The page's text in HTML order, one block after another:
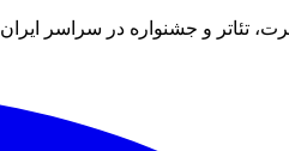
تئاتر و جشنواره در سراسر ایران